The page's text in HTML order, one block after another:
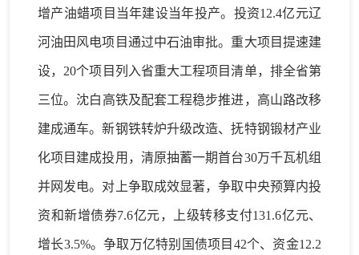
增产油蜡项目当年建设当年投产。投资12.4亿元辽
河油田风电项目通过中石油审批。 重大项目提速建
设， 20个项目列入省重大工程项目清单， 排全省第
三位。沈白高铁及配套工程稳步推进，高山路改移
建成通车。新钢铁转炉升级改造、抚特钢锻材产业
化项目 建成投用 ， 清原抽蓄一期首台30万千瓦机组
并网发电。 对上争取成效显著，争取中央预算内投
资和新增债券7.6亿元，上级转移支付131.6亿元、
增长3.5%。争取万亿特别国债项目 42个、资金12.2